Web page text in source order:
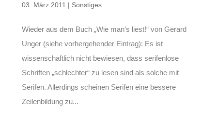
03. März 2011 | Sonstiges
Wieder aus dem Buch „Wie man’s liest!“ von Gerard
Unger (siehe vorhergehender Eintrag): Es ist
wissenschaftlich nicht bewiesen, dass serifenlose
Schriften „schlechter“ zu lesen sind als solche mit
Serifen. Allerdings scheinen Serifen eine bessere
Zeilenbildung zu...